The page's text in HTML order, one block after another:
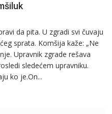
da pita. U zgradi svi čuvaju
sprata. Komšija kaže: „Ne
Upravnik zgrade rešava
sledećem upravniku.
ko je.On...